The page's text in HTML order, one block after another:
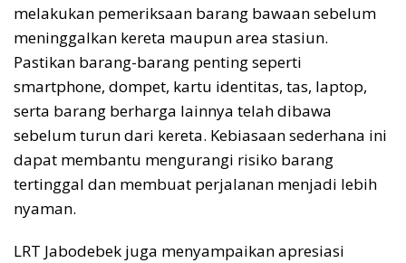
melakukan pemeriksaan barang bawaan sebelum
meninggalkan kereta maupun area stasiun.
Pastikan barang-barang penting seperti
smartphone, dompet, kartu identitas, tas, laptop,
serta barang berharga lainnya telah dibawa
sebelum turun dari kereta. Kebiasaan sederhana ini
dapat membantu mengurangi risiko barang
tertinggal dan membuat perjalanan menjadi lebih
nyaman.
LRT Jabodebek juga menyampaikan apresiasi